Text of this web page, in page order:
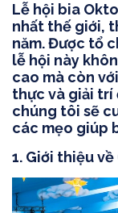
Lễ hội bia
nhất thế giới,
năm. Được tổ
lễ hội này
cao mà còn
thực và giải trí
chúng tôi sẽ
các mẹo giúp
1. Giới thiệu